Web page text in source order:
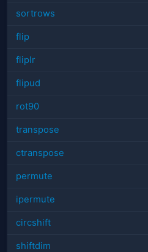
sortrows
flip
fliplr
flipud
rot90
transpose
ctranspose
permute
ipermute
circshift
shiftdim